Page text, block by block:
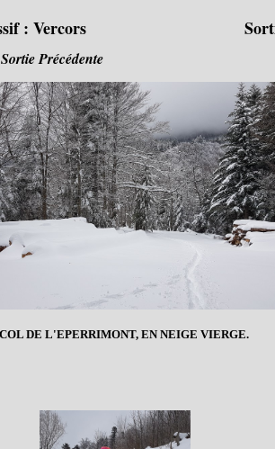
: Vercors
Sortie Précédente
DE L'EPERRIMONT, EN NEIGE VIERGE.